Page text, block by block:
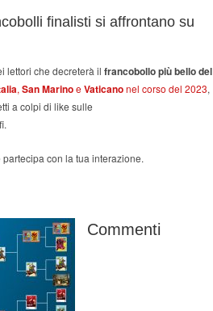
finalisti si affrontano su
lettori che decreterà il francobollo più bello del
, San Marinoe Vaticanonel corso del 2023,
a colpi di like sulle
con la tua interazione.
Commenti